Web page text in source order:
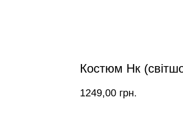
Костюм Нк
1249,00 грн.